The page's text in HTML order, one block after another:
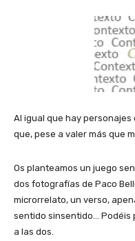
Al igual que hay personajes
que, pese a valer más que
Os planteamos un juego
dos fotografías de Paco
microrrelato, un verso,
sentido sinsentido… Podéis
a las dos.